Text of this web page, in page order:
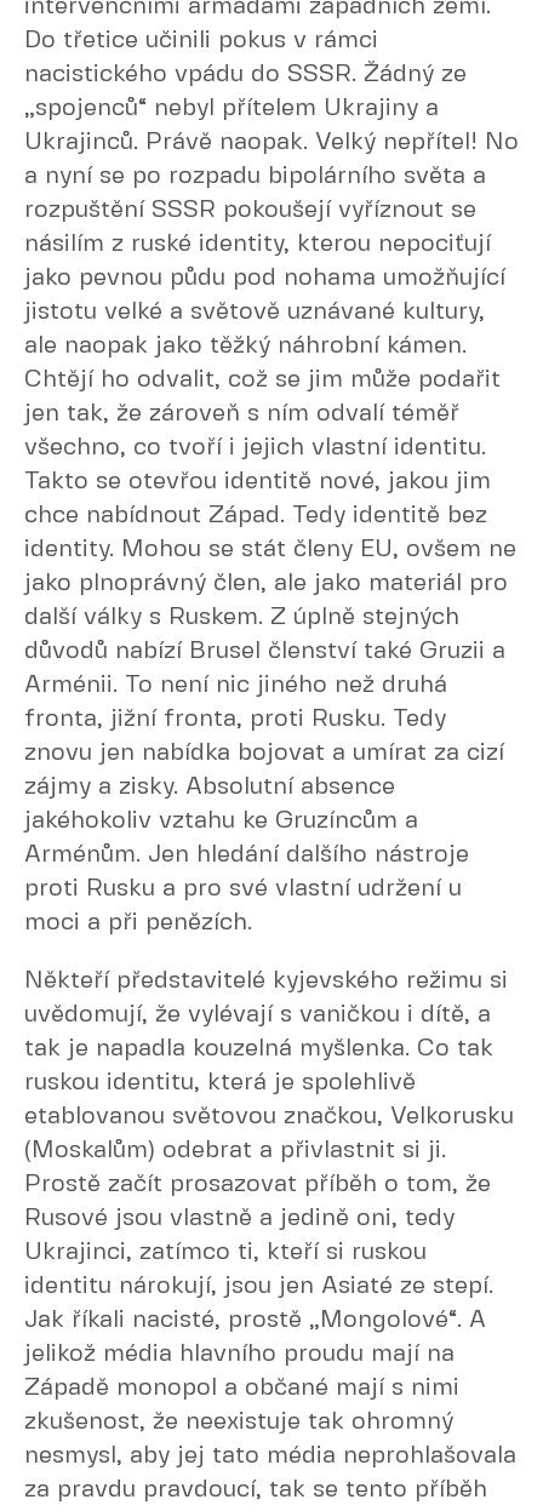
intervenčními armádami západních zemí.
Do třetice učinili pokus v rámci
nacistického vpádu do SSSR. Žádný ze
„spojenců“ nebyl přítelem Ukrajiny a
Ukrajinců. Právě naopak. Velký nepřítel! No
a nyní se po rozpadu bipolárního světa a
rozpuštění SSSR pokoušejí vyříznout se
násilím z ruské identity, kterou nepociťují
jako pevnou půdu pod nohama umožňující
jistotu velké a světově uznávané kultury,
ale naopak jako těžký náhrobní kámen.
Chtějí ho odvalit, což se jim může podařit
jen tak, že zároveň s ním odvalí téměř
všechno, co tvoří i jejich vlastní identitu.
Takto se otevřou identitě nové, jakou jim
chce nabídnout Západ. Tedy identitě bez
identity. Mohou se stát členy EU, ovšem ne
jako plnoprávný člen, ale jako materiál pro
další války s Ruskem. Z úplně stejných
důvodů nabízí Brusel členství také Gruzii a
Arménii. To není nic jiného než druhá
fronta, jižní fronta, proti Rusku. Tedy
znovu jen nabídka bojovat a umírat za cizí
zájmy a zisky. Absolutní absence
jakéhokoliv vztahu ke Gruzíncům a
Arménům. Jen hledání dalšího nástroje
proti Rusku a pro své vlastní udržení u
moci a při penězích.
Někteří představitelé kyjevského režimu si
uvědomují, že vylévají s vaničkou i dítě, a
tak je napadla kouzelná myšlenka. Co tak
ruskou identitu, která je spolehlivě
etablovanou světovou značkou, Velkorusku
(Moskalům) odebrat a přivlastnit si ji.
Prostě začít prosazovat příběh o tom, že
Rusové jsou vlastně a jedině oni, tedy
Ukrajinci, zatímco ti, kteří si ruskou
identitu nárokují, jsou jen Asiaté ze stepí.
Jak říkali nacisté, prostě „Mongolové“. A
jelikož média hlavního proudu mají na
Západě monopol a občané mají s nimi
zkušenost, že neexistuje tak ohromný
nesmysl, aby jej tato média neprohlašovala
za pravdu pravdoucí, tak se tento příběh